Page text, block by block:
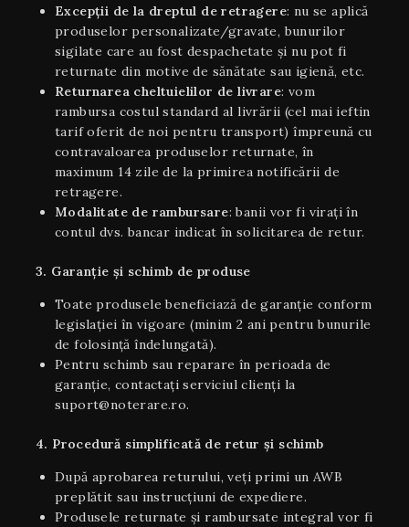
Excepții de la dreptul de retragere: nu se aplică
produselor personalizate/gravate, bunurilor
sigilate care au fost despachetate și nu pot fi
returnate din motive de sănătate sau igienă, etc.
Returnarea cheltuielilor de livrare: vom
rambursa costul standard al livrării (cel mai ieftin
tarif oferit de noi pentru transport) împreună cu
contravaloarea produselor returnate, în
maximum 14 zile de la primirea notificării de
retragere.
Modalitate de rambursare: banii vor fi virați în
contul dvs. bancar indicat în solicitarea de retur.
3. Garanție și schimb de produse
Toate produsele beneficiază de garanție conform
legislației în vigoare (minim 2 ani pentru bunurile
de folosință îndelungată).
Pentru schimb sau reparare în perioada de
garanție, contactați serviciul clienți la
suport@noterare.ro.
4. Procedură simplificată de retur și schimb
După aprobarea returului, veți primi un AWB
preplătit sau instrucțiuni de expediere.
Produsele returnate și rambursate integral vor fi